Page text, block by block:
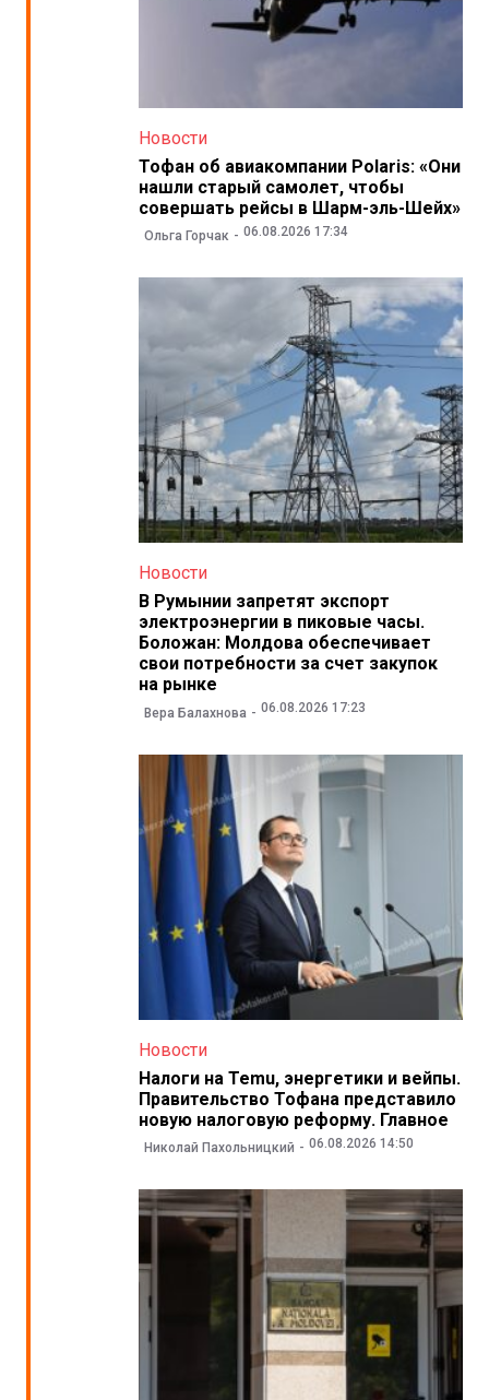
Новости
Тофан об авиакомпании Polaris: «Они
нашли старый самолет, чтобы
совершать рейсы в Шарм-эль-Шейх»
Ольга Горчак 06.08.2026 17:34
Новости
В Румынии запретят экспорт
электроэнергии в пиковые часы.
Боложан: Молдова обеспечивает
свои потребности за счет закупок
на рынке
Вера Балахнова 06.08.2026 17:23
Новости
Налоги на Temu, энергетики и вейпы.
Правительство Тофана представило
новую налоговую реформу. Главное
Николай Пахольницкий 06.08.2026 14:50